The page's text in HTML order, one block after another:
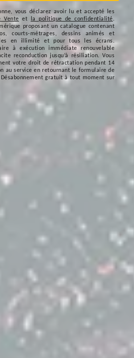
, vous déclarez avoir lu et accepté les
Vente et la politique de confidentialité.
proposant un catalogue contenant
courts-métrages, dessins animés et
en illimité et pour tous les écrans.
à exécution immédiate renouvelable
reconduction jusqu’à résiliation. Vous
votre droit de rétractation pendant 14
au service en retournant le formulaire de
Désabonnement gratuit à tout moment sur